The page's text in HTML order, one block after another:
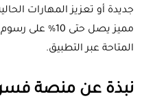
جديدة أو تعزيز المهارات
مميز يصل حتى
المتاحة عبر التطبيق.
نبذة عن منصة